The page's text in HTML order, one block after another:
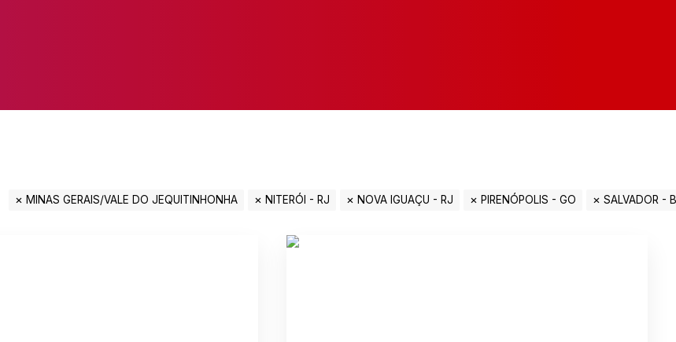
MINAS GERAIS/VALE DO JEQUITINHONHA NITERÓI - RJ NOVA IGUAÇU - RJ PIRENÓPOLIS - GO SALVADOR -